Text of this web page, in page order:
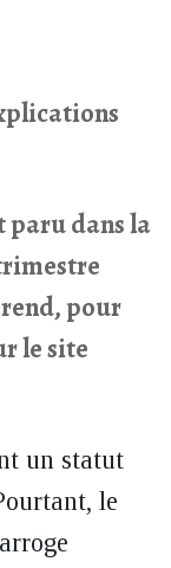
paru dans la
pour
le site
un statut
le